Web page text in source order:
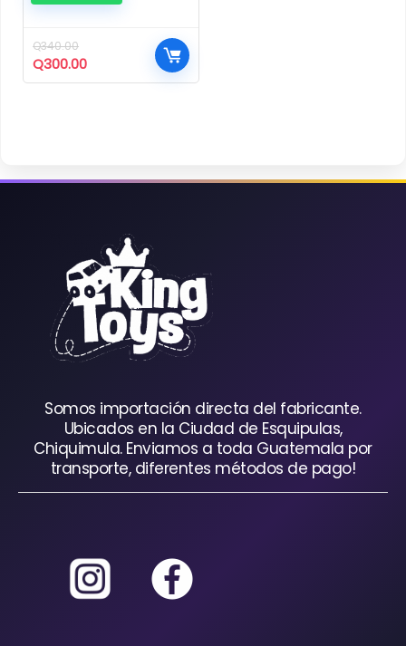
Q340.00
El
precio
Q300.00El
precio
Somos importación directa del fabricante.
Ubicados en la Ciudad de Esquipulas,
Chiquimula. Enviamos a toda Guatemala por
transporte, diferentes métodos de pago!